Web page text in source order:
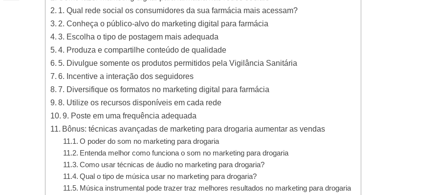
1. Qual rede social os consumidores da sua farmácia mais acessam?
2. Conheça o público-alvo do marketing digital para farmácia
3. Escolha o tipo de postagem mais adequada
4. Produza e compartilhe conteúdo de qualidade
5. Divulgue somente os produtos permitidos pela Vigilância Sanitária
6. Incentive a interação dos seguidores
7. Diversifique os formatos no marketing digital para farmácia
8. Utilize os recursos disponíveis em cada rede
9. Poste em uma frequência adequada
Bônus: técnicas avançadas de marketing para drogaria aumentar as vendas
O poder do som no marketing para drogaria
Entenda melhor como funciona o som no marketing para drogaria
Como usar técnicas de áudio no marketing para drogaria?
Qual o tipo de música usar no marketing para drogaria?
Música instrumental pode trazer traz melhores resultados no marketing para drogaria